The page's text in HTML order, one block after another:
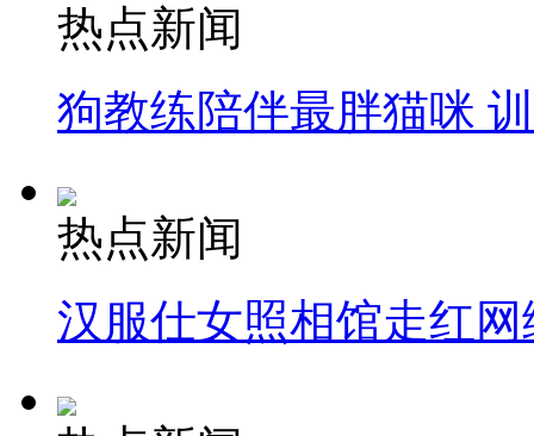
热点新闻
狗教练陪伴最胖猫咪
热点新闻
汉服仕女照相馆走红网